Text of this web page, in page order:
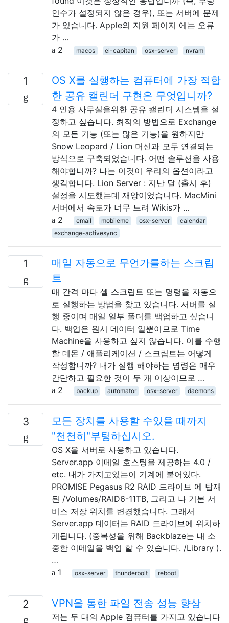
인수가 설정되지 않은 경우), 또는 서버에 문제
가 있습니다. Apple의 지원 페이지 에는 오류
가 …
2
macos el-capitan osx-server nvram
1
OS X를 실행하는 컴퓨터에 가장 적합
한 공유 캘린더 구현은 무엇입니까?
4 인용 사무실을위한 공유 캘린더 시스템을 설
정하고 싶습니다. 최적의 방법으로 Exchange
의 모든 기능 (또는 많은 기능)을 원하지만
Snow Leopard / Lion 머신과 모두 연결되는
방식으로 구축되었습니다. 어떤 솔루션을 사용
해야합니까? 나는 이것이 우리의 옵션이라고
생각합니다. Lion Server : 지난 달 (출시 후)
설정을 시도했는데 재앙이었습니다. MacMini
서버에서 속도가 너무 느려 Wikis가 …
2
email mobileme osx-server
calendar
exchange-activesync
1
매일 자동으로 무언가를하는 스크립
트
매 간격 마다 셸 스크립트 또는 명령을 자동으
로 실행하는 방법을 찾고 있습니다. 서버를 실
행 중이며 매일 일부 폴더를 백업하고 싶습니
다. 백업은 원시 데이터 일뿐이므로 Time
Machine을 사용하고 싶지 않습니다. 이를 수행
할 데몬 / 애플리케이션 / 스크립트는 어떻게
작성합니까? 내가 실행 해야하는 명령은 매우
간단하고 필요한 것이 두 개 이상이므로 …
2
backup automator osx-server daemons
3
모든 장치를 사용할 수있을 때까지
"천천히"부팅하십시오.
OS X을 서버로 사용하고 있습니다.
Server.app 이메일 호스팅을 제공하는 4.0 /
etc. 내가 가지고있는이 기계에 붙어있다.
PROMISE Pegasus R2 RAID 드라이브 에 탑재
된 /Volumes/RAID6-11TB, 그리고 나 기본 서
비스 저장 위치를 ​​변경했습니다. 그래서
Server.app 데이터는 RAID 드라이브에 위치하
게됩니다. (중복성을 위해 Backblaze는 내 소
중한 이메일을 백업 할 수 있습니다. /Library ).
…
1
osx-server thunderbolt reboot
2 VPN을 통한 파일 전송 성능 향상
저는 두 대의 Apple 컴퓨터를 가지고 있습니다